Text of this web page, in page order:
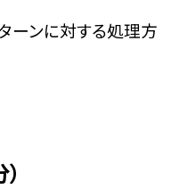
ーンに対する処理方